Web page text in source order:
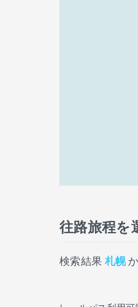
往路旅程を
検索結果 札幌